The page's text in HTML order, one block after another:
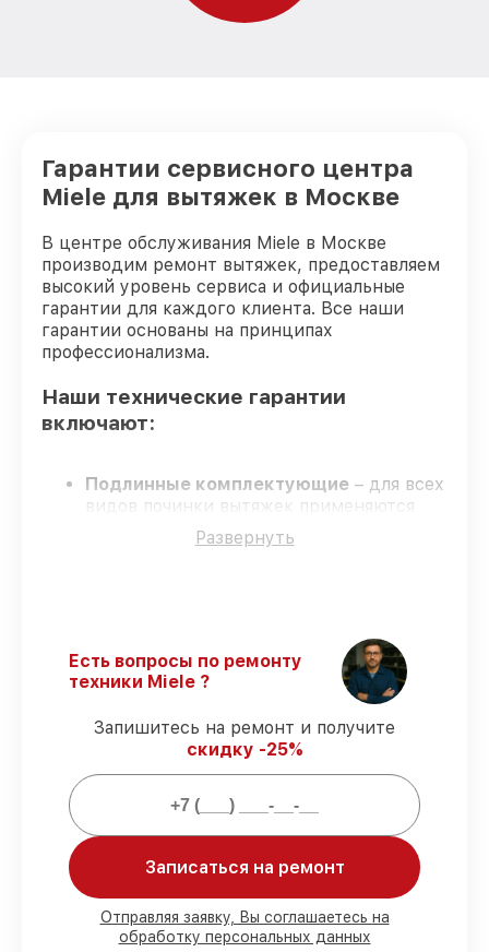
Гарантии сервисного центра
Miele для вытяжек в Москве
В центре обслуживания Miele в Москве
производим ремонт вытяжек, предоставляем
высокий уровень сервиса и официальные
гарантии для каждого клиента. Все наши
гарантии основаны на принципах
профессионализма.
Наши технические гарантии
включают:
Подлинные комплектующие – для всех
видов починки вытяжек применяются
только оригинальные запчасти.
Сертифицированные инженеры
соблюдаем сроки, согласованные с
клиентом.
Официальная гарантия
– официальная
Что мы гарантируем при починке
вытяжек:
заказчика
90%деталей хранятся на складе,
остальные заказываются оперативно
Фирменные детали и качественные
Развернуть
Есть вопросы по ремонту
техники Miele ?
Запишитесь на ремонт и получите
скидку -25%
Записаться на ремонт
Отправляя заявку, Вы соглашаетесь на
обработку персональных данных